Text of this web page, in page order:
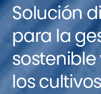
Solución
para la
los